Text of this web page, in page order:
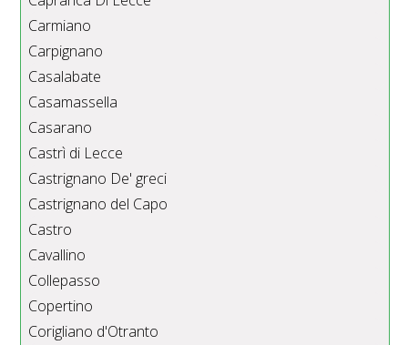
Carmiano
Carpignano
Casalabate
Casamassella
Casarano
Castrì di Lecce
Castrignano De' greci
Castrignano del Capo
Castro
Cavallino
Collepasso
Copertino
Corigliano d'Otranto